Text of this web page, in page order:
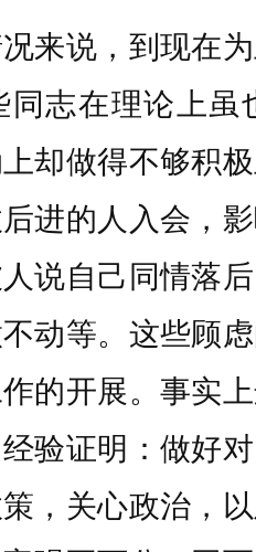
说，到现在为
同志在理论上虽
却做得不够积
进的人入会，
说自己同情落
动等。这些顾
的开展。事实
验证明：做好
，关心政治，